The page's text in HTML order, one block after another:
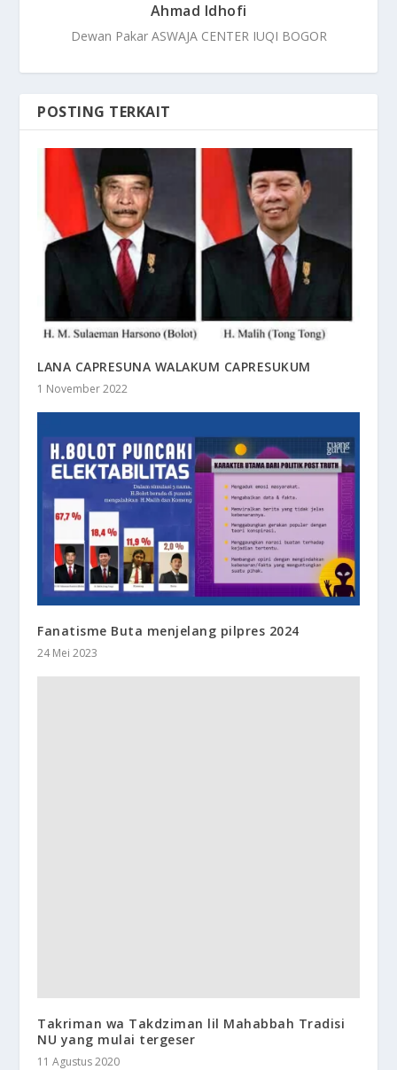
Ahmad Idhofi
Dewan Pakar ASWAJA CENTER IUQI BOGOR
POSTING TERKAIT
LANA CAPRESUNA WALAKUM CAPRESUKUM
1 November 2022
Fanatisme Buta menjelang pilpres 2024
24 Mei 2023
Takriman wa Takdziman lil Mahabbah Tradisi
NU yang mulai tergeser
11 Agustus 2020